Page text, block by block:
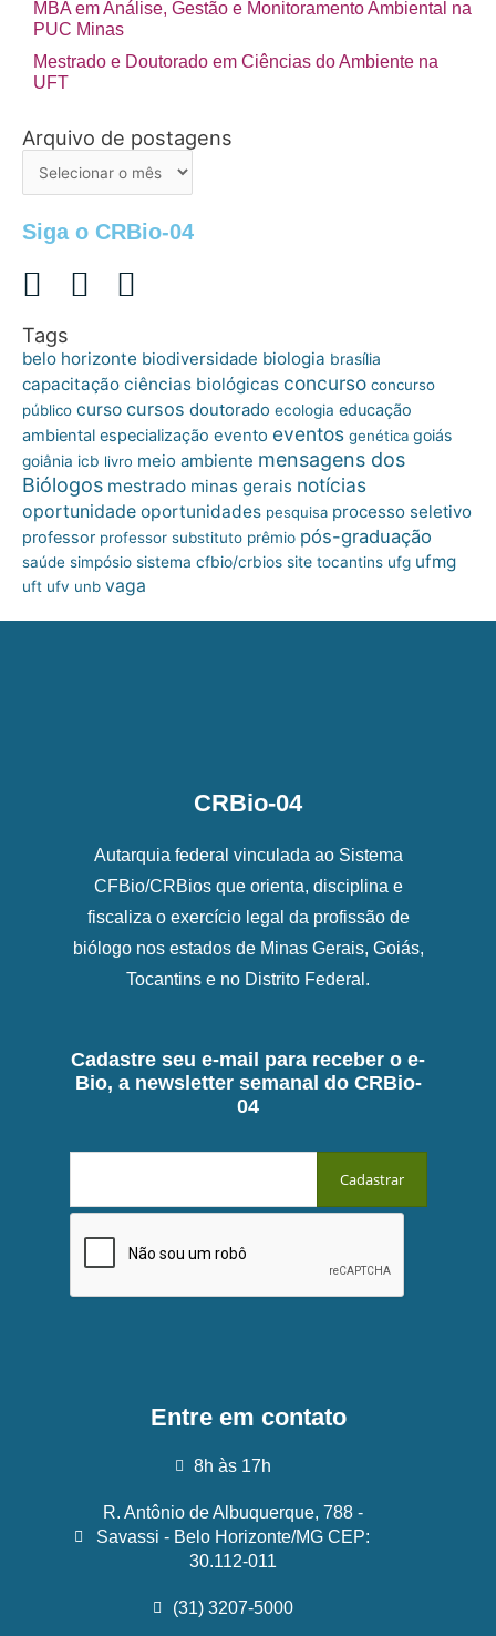
MBA em Análise, Gestão e Monitoramento Ambiental na
PUC Minas
Mestrado e Doutorado em Ciências do Ambiente na
UFT
Arquivo de postagens
Arquivo
Siga o CRBio-04
Tags
belo horizonte biodiversidade biologia brasília
capacitação ciências biológicas concurso concurso
público curso cursos doutorado ecologia educação
ambiental especialização evento eventos genética goiás
goiânia icb livro meio ambiente mensagens dos
Biólogos mestrado minas gerais notícias
oportunidade oportunidades pesquisa processo seletivo
professor professor substituto prêmio pós-graduação
saúde simpósio sistema cfbio/crbios site tocantins ufg ufmg
uft ufv unb vaga
CRBio-04
Autarquia federal vinculada ao Sistema
CFBio/CRBios que orienta, disciplina e
fiscaliza o exercício legal da profissão de
biólogo nos estados de Minas Gerais, Goiás,
Tocantins e no Distrito Federal.
Cadastre seu e-mail para receber o e-
Bio, a newsletter semanal do CRBio-
04
Entre em contato
8h às 17h
R. Antônio de Albuquerque, 788 -
Savassi - Belo Horizonte/MG CEP:
30.112-011
(31) 3207-5000